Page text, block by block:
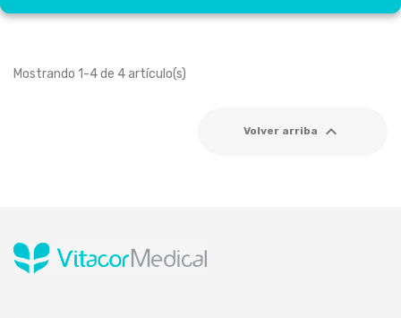
Mostrando 1-4 de 4 artículo(s)
Volver arriba 